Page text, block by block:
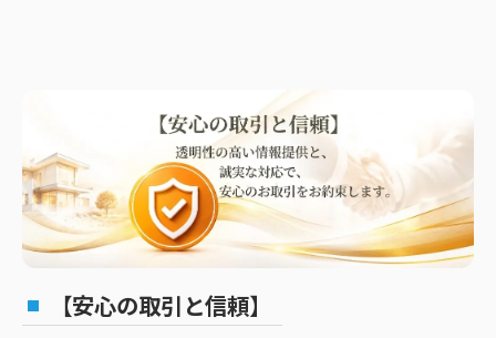
【安心の取引と信頼】